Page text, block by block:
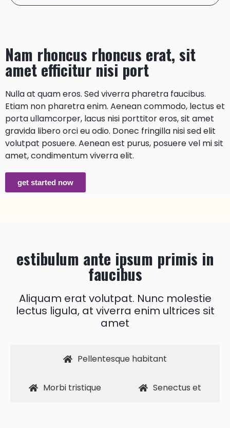
Nam rhoncus rhoncus erat, sit
amet efficitur nisi port
Nulla at quam eros. Sed viverra pharetra faucibus.
Etiam non pharetra enim. Aenean commodo, lectus et
porta ullamcorper, lacus nisi porttitor eros, sit amet
gravida libero orci eu odio. Donec fringilla nisi sed elit
volutpat posuere. Aenean est purus, posuere vel mi sit
amet, condimentum viverra elit.
get started now
estibulum ante ipsum primis in
faucibus
Aliquam erat volutpat. Nunc molestie
lectus ligula, at viverra enim ultrices sit
amet
Pellentesque habitant
Morbi tristique Senectus et